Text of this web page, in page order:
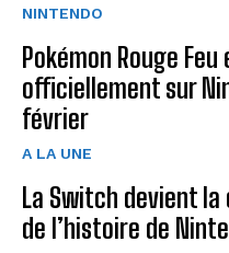
NINTENDO
Pokémon Rouge
officiellement sur
février
A LA UNE
La Switch devient
de l’histoire de